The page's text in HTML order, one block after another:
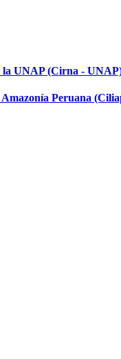
la UNAP (Cirna -
Peruana